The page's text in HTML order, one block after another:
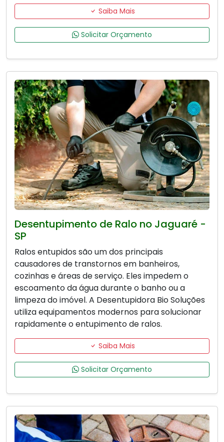
Saiba Mais
Solicitar Orçamento
Desentupimento de Ralo no Jaguaré -
SP
Ralos entupidos são um dos principais
causadores de transtornos em banheiros,
cozinhas e áreas de serviço. Eles impedem o
escoamento da água durante o banho ou a
limpeza do imóvel. A Desentupidora Bio Soluções
utiliza equipamentos modernos para solucionar
rapidamente o entupimento de ralos.
Saiba Mais
Solicitar Orçamento